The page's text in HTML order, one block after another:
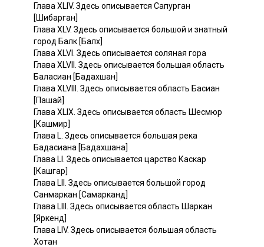
Глава XLIV. Здесь описывается Сапурган
[Шибарган]
Глава XLV. Здесь описывается большой и знатный
город Балк [Балх]
Глава XLVI. Здесь описывается соляная гора
Глава XLVII. Здесь описывается большая область
Баласиан [Бадахшан]
Глава XLVIII. Здесь описывается область Басиан
[Пашай]
Глава XLIX. Здесь описывается область Шесмюр
[Кашмир]
Глава L. Здесь описывается большая река
Бадасиана [Бадахшана]
Глава LI. Здесь описывается царство Каскар
[Кашгар]
Глава LII. Здесь описывается большой город
Санмаркан [Самарканд]
Глава LIII. Здесь описывается область Шаркан
[Яркенд]
Глава LIV. Здесь описывается большая область
Хотан